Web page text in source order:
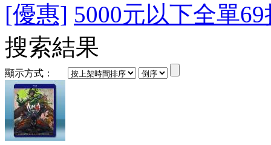
[優惠] 5000元以下全單69
搜索結果
顯示方式：